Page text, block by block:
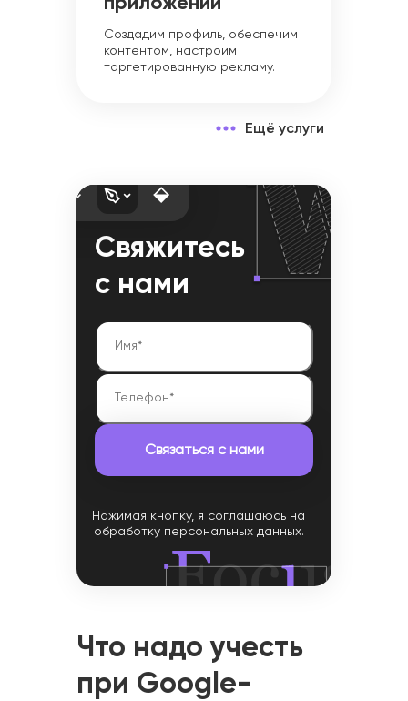
Создадим профиль, обеспечим
контентом, настроим
таргетированную рекламу.
Ещё услуги
Свяжитесь
с нами
Нажимая кнопку, я соглашаюсь на
обработку персональных данных.
Что надо учесть
при Google-